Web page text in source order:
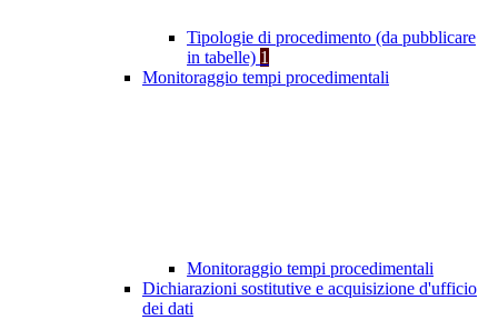
Tipologie di procedimento (da pubblicare
in tabelle) 1
Monitoraggio tempi procedimentali
Monitoraggio tempi procedimentali
Dichiarazioni sostitutive e acquisizione d'ufficio
dei dati